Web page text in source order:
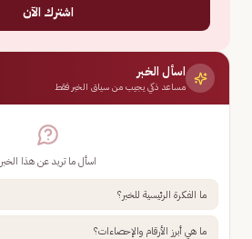
اشترك الآن
اسأل الخبر
مساعد ذكي يجيب من سياق الخبر فقط
اسأل ما تريد عن هذا الخبر
ما الفكرة الرئيسية للخبر؟
ما هي أبرز الأرقام والإحصاءات؟